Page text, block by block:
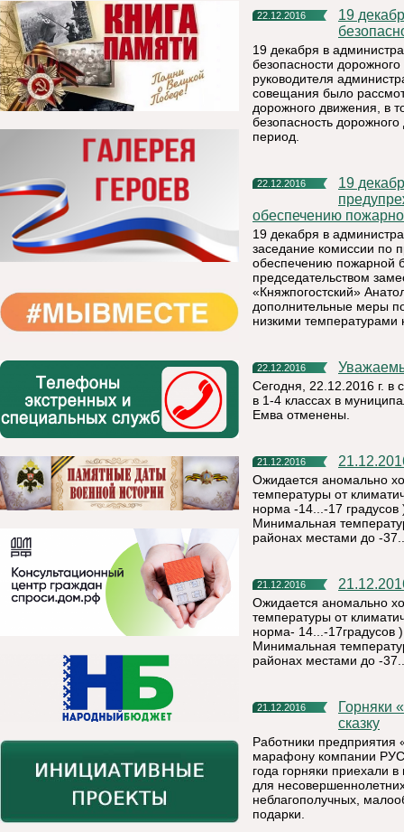
22.12.2016
19 декабря прошло заседание районной комиссии по
19 декабря в
безопасности
руководителя
совещания было
дорожного движения, в
безопасность
период.
22.12.2016
19 декабря стоялось внеочередное заседание комиссии по
обеспечению
19 декабря в
заседание комиссии по
обеспечению пожарной
председательством
«Княжпогостский»
дополнительные меры
низкими температурами
22.12.2016
Сегодня, 22.12.2016 г. в
в 1-4 классах в
Емва отменены.
21.12.2016
Ожидается аномально
температуры от
норма -14...-17 градусов
Минимальная
районах местами до -
21.12.2016
Ожидается аномально
температуры от
норма- 14...-17градусов
Минимальная
районах местами до -
21.12.2016
Горняки «Боксита Тимана» компании РУСАЛ подарили детям
сказку
Работники предприятия
марафону компании
года горняки приехали
для
неблагополучных,
подарки.